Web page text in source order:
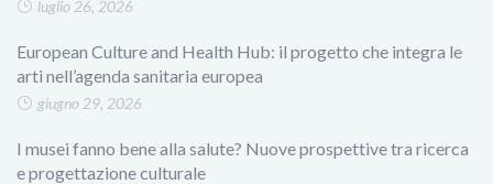
luglio 26, 2026
European Culture and Health Hub: il progetto che integra le
arti nell’agenda sanitaria europea
giugno 29, 2026
I musei fanno bene alla salute? Nuove prospettive tra ricerca
e progettazione culturale